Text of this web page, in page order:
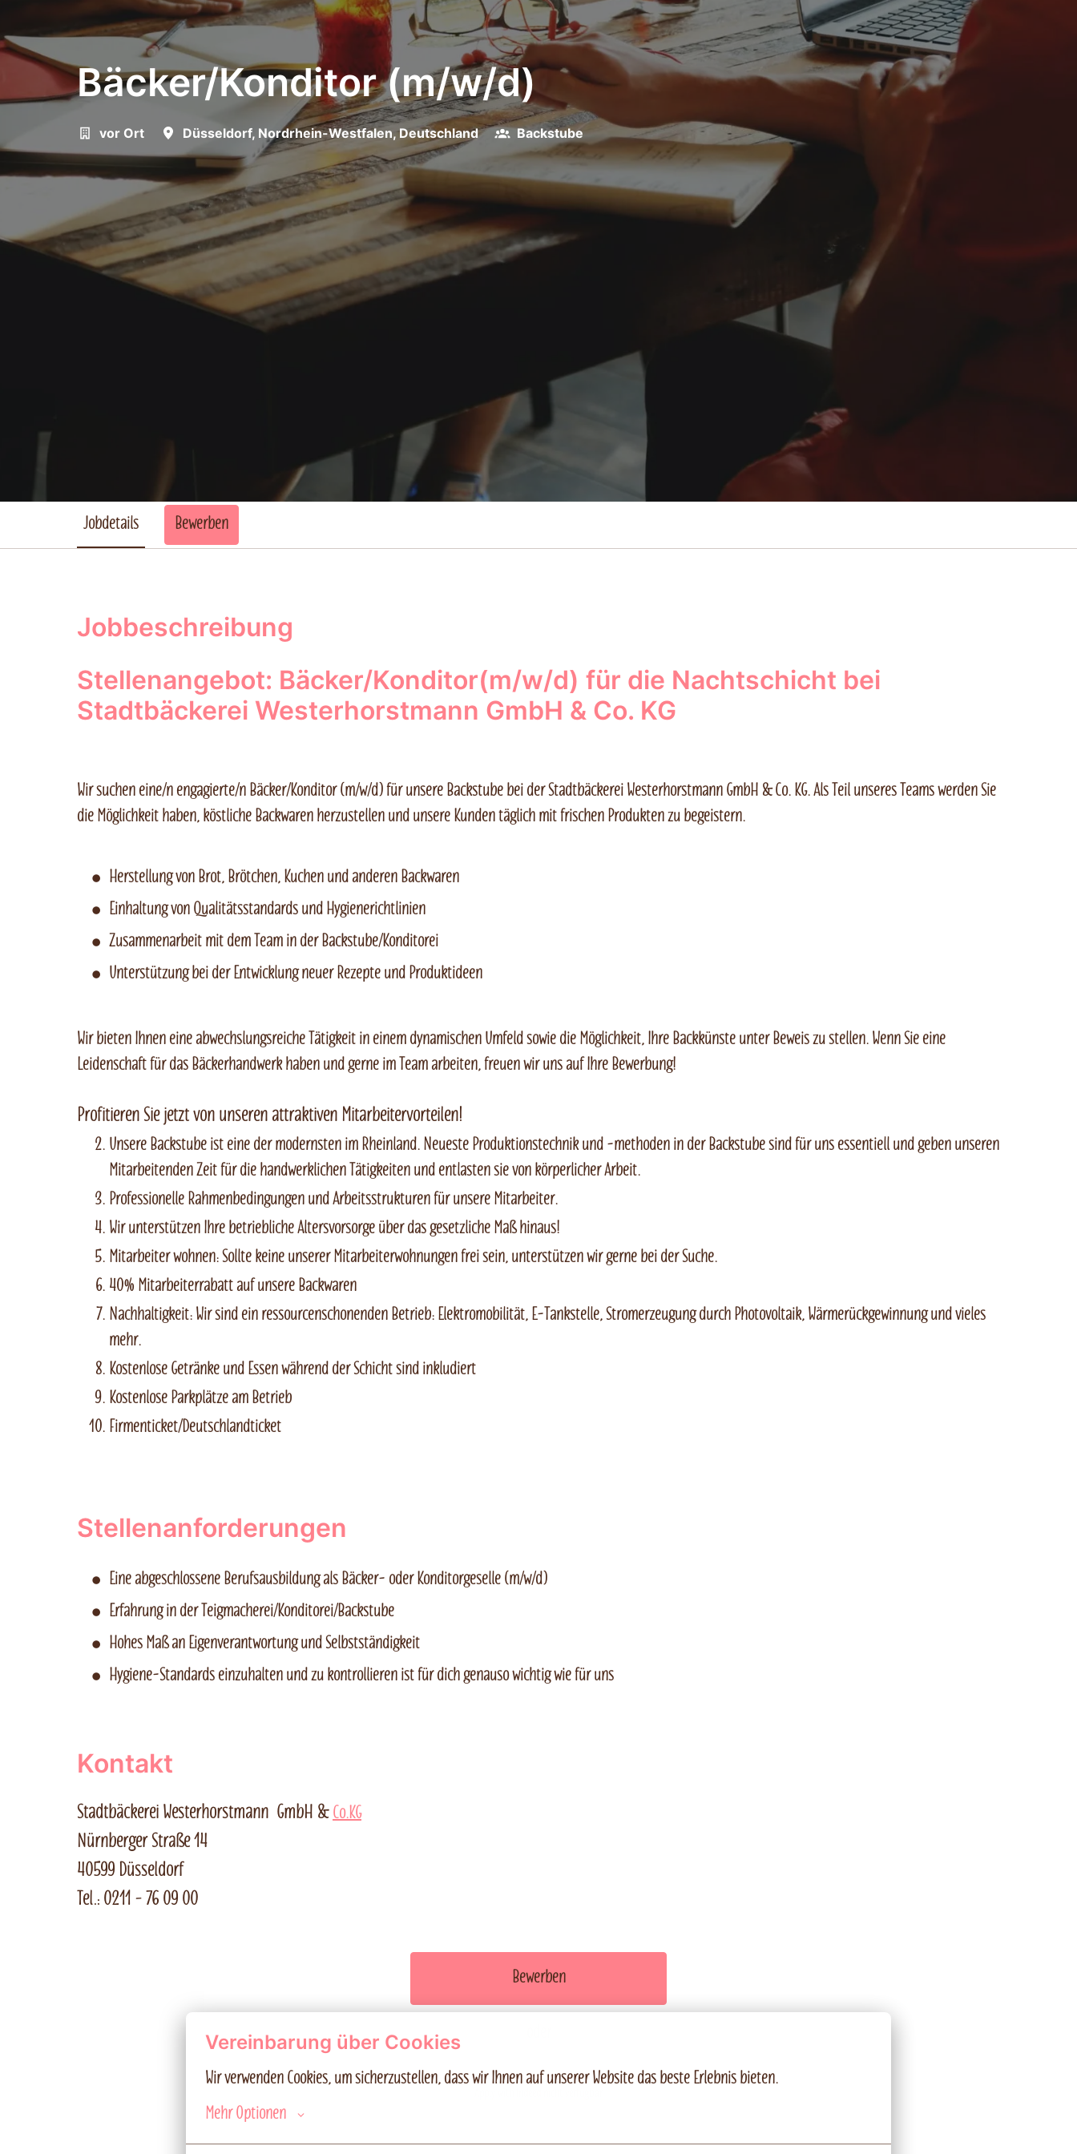
Vereinbarung über Cookies
Wir verwenden Cookies, um sicherzustellen, dass wir Ihnen auf unserer Website das beste Erlebnis bieten.
Mehr Optionen
Bäcker/Konditor (m/w/d)
vor Ort Düsseldorf, Nordrhein-Westfalen, Deutschland Backstube
Jobdetails Bewerben
Jobbeschreibung
Stellenangebot: Bäcker/Konditor(m/w/d) für die Nachtschicht bei
Stadtbäckerei Westerhorstmann GmbH & Co. KG
Wir suchen eine/n engagierte/n Bäcker/Konditor (m/w/d) für unsere Backstube bei der Stadtbäckerei Westerhorstmann GmbH & Co. KG. Als Teil unseres Teams werden Sie
die Möglichkeit haben, köstliche Backwaren herzustellen und unsere Kunden täglich mit frischen Produkten zu begeistern.
Herstellung von Brot, Brötchen, Kuchen und anderen Backwaren
Einhaltung von Qualitätsstandards und Hygienerichtlinien
Zusammenarbeit mit dem Team in der Backstube/Konditorei
Unterstützung bei der Entwicklung neuer Rezepte und Produktideen
Wir bieten Ihnen eine abwechslungsreiche Tätigkeit in einem dynamischen Umfeld sowie die Möglichkeit, Ihre Backkünste unter Beweis zu stellen. Wenn Sie eine
Leidenschaft für das Bäckerhandwerk haben und gerne im Team arbeiten, freuen wir uns auf Ihre Bewerbung!
Profitieren Sie jetzt von unseren attraktiven Mitarbeitervorteilen!
Unsere Backstube ist eine der modernsten im Rheinland. Neueste Produktionstechnik und -methoden in der Backstube sind für uns essentiell und geben unseren
Mitarbeitenden Zeit für die handwerklichen Tätigkeiten und entlasten sie von körperlicher Arbeit.
Professionelle Rahmenbedingungen und Arbeitsstrukturen für unsere Mitarbeiter.
Wir unterstützen Ihre betriebliche Altersvorsorge über das gesetzliche Maß hinaus!
Mitarbeiter wohnen: Sollte keine unserer Mitarbeiterwohnungen frei sein, unterstützen wir gerne bei der Suche.
40% Mitarbeiterrabatt auf unsere Backwaren
Nachhaltigkeit: Wir sind ein ressourcenschonenden Betrieb: Elektromobilität, E-Tankstelle, Stromerzeugung durch Photovoltaik, Wärmerückgewinnung und vieles
mehr.
Kostenlose Getränke und Essen während der Schicht sind inkludiert
Kostenlose Parkplätze am Betrieb
Firmenticket/Deutschlandticket
Stellenanforderungen
Eine abgeschlossene Berufsausbildung als Bäcker- oder Konditorgeselle (m/w/d)
Erfahrung in der Teigmacherei/Konditorei/Backstube
Hohes Maß an Eigenverantwortung und Selbstständigkeit
Hygiene-Standards einzuhalten und zu kontrollieren ist für dich genauso wichtig wie für uns
Kontakt
Stadtbäckerei Westerhorstmann GmbH & Co.KG
Nürnberger Straße 14
40599 Düsseldorf
Tel.: 0211 - 76 09 00
Bewerben